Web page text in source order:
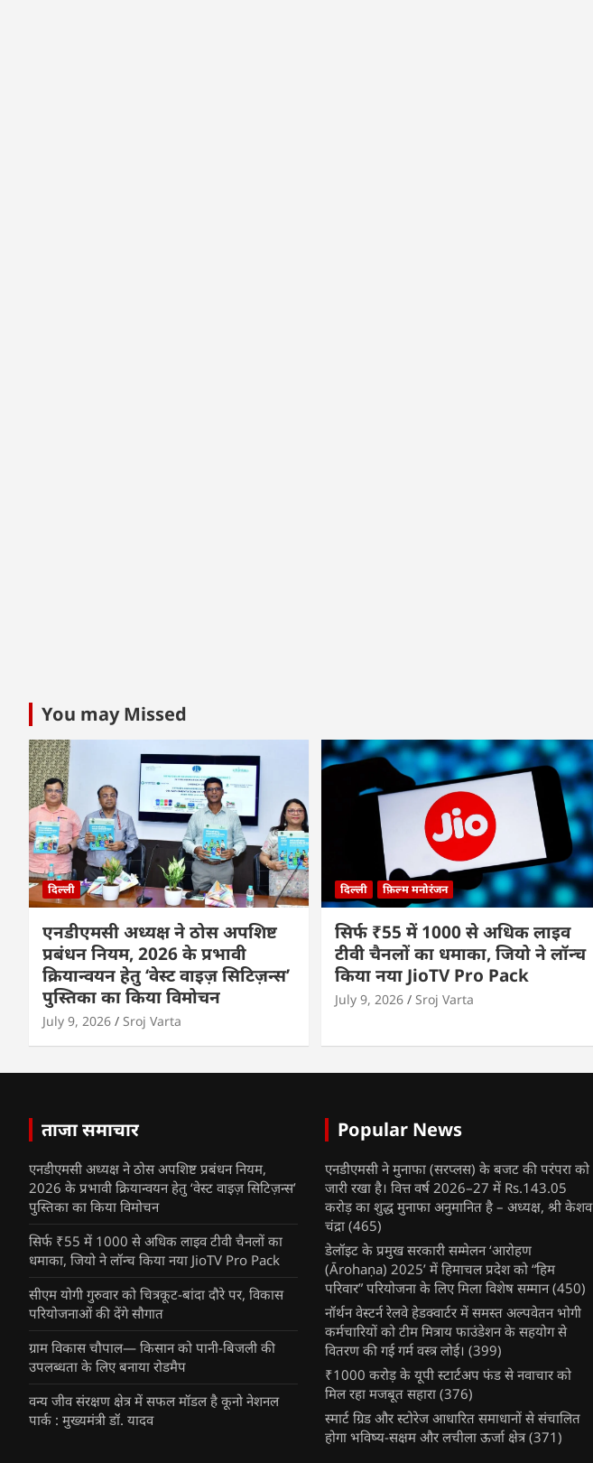
You may Missed
दिल्ली
एनडीएमसी अध्यक्ष ने ठोस अपशिष्ट
प्रबंधन नियम, 2026 के प्रभावी
क्रियान्वयन हेतु ‘वेस्ट वाइज़ सिटिज़न्स’
पुस्तिका का किया विमोचन
July 9, 2026 Sroj Varta
दिल्ली फ़िल्म मनोरंजन
सिर्फ ₹55 में 1000 से अधिक लाइव
टीवी चैनलों का धमाका, जियो ने लॉन्च
किया नया JioTV Pro Pack
July 9, 2026 Sroj Varta
ताजा समाचार
एनडीएमसी अध्यक्ष ने ठोस अपशिष्ट प्रबंधन नियम,
2026 के प्रभावी क्रियान्वयन हेतु ‘वेस्ट वाइज़ सिटिज़न्स’
पुस्तिका का किया विमोचन
सिर्फ ₹55 में 1000 से अधिक लाइव टीवी चैनलों का
धमाका, जियो ने लॉन्च किया नया JioTV Pro Pack
सीएम योगी गुरुवार को चित्रकूट-बांदा दौरे पर, विकास
परियोजनाओं की देंगे सौगात
ग्राम विकास चौपाल— किसान को पानी-बिजली की
उपलब्धता के लिए बनाया रोडमैप
वन्य जीव संरक्षण क्षेत्र में सफल मॉडल है कूनो नेशनल
पार्क : मुख्यमंत्री डॉ. यादव
Popular News
एनडीएमसी ने मुनाफा (सरप्लस) के बजट की परंपरा को
जारी रखा है। वित्त वर्ष 2026–27 में Rs.143.05
करोड़ का शुद्ध मुनाफा अनुमानित है – अध्यक्ष, श्री केशव
चंद्रा (465)
डेलॉइट के प्रमुख सरकारी सम्मेलन ‘आरोहण
(Ārohaṇa) 2025’ में हिमाचल प्रदेश को “हिम
परिवार” परियोजना के लिए मिला विशेष सम्मान (450)
नॉर्थन वेस्टर्न रेलवे हेडक्वार्टर में समस्त अल्पवेतन भोगी
कर्मचारियों को टीम मित्राय फाउंडेशन के सहयोग से
वितरण की गई गर्म वस्त्र लोई। (399)
₹1000 करोड़ के यूपी स्टार्टअप फंड से नवाचार को
मिल रहा मजबूत सहारा (376)
स्मार्ट ग्रिड और स्टोरेज आधारित समाधानों से संचालित
होगा भविष्य-सक्षम और लचीला ऊर्जा क्षेत्र (371)